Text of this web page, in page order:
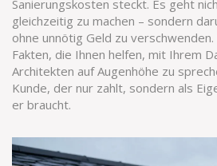
Sanierungskosten steckt. Es geht
gleichzeitig zu machen – sondern
ohne unnötig Geld zu
Fakten, die Ihnen helfen, mit Ihrem
Architekten auf Augenhöhe zu
Kunde, der nur zahlt, sondern als
er braucht.